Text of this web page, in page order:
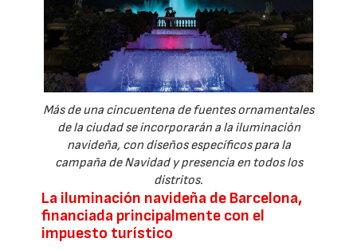
Más de una cincuentena de fuentes ornamentales
de la ciudad se incorporarán a la iluminación
navideña, con diseños específicos para la
campaña de Navidad y presencia en todos los
distritos.
La iluminación navideña de Barcelona,
financiada principalmente con el
impuesto turístico